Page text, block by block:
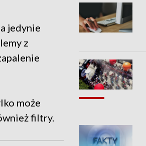
jedynie
z
może
filtry.